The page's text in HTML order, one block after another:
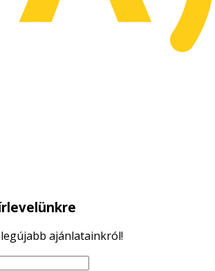
ajánlatainkról!